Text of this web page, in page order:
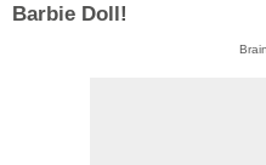
Barbie Doll!